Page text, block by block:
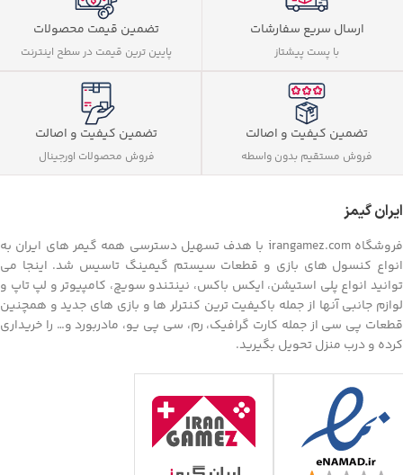
ارسال سریع سفارشات
با پست پیشتاز
تضمین قیمت محصولات
پایین ترین قیمت در سطح اینترنت
تضمین کیفیت و اصالت
فروش مستقیم بدون واسطه
تضمین کیفیت و اصالت
فروش محصولات اورجینال
ایران گیمز
فروشگاه irangamez.com با هدف تسهیل دسترسی همه گیمر های ایران به
انواع کنسول های بازی و قطعات سیستم گیمینگ تاسیس شد. اینجا می
توانید انواع پلی استیشن، ایکس باکس، نینتندو سویچ، کامپیوتر و لپ تاپ و
لوازم جانبی آنها از جمله باکیفیت ترین کنترلر ها و بازی های جدید و همچنین
قطعات پی سی از جمله کارت گرافیک، رم، سی پی یو، مادربورد و… را خریداری
کرده و درب منزل تحویل بگیرید.